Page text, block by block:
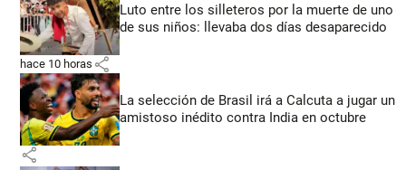
Luto entre los silleteros por la muerte de uno
de sus niños: llevaba dos días desaparecido
hace 10 horas share
La selección de Brasil irá a Calcuta a jugar un
amistoso inédito contra India en octubre
share